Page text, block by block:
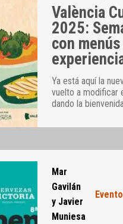
València
2025:
con
Ya está aquí la
vuelto a modificar
dando la
Mar
Gavilán
y Javier
Muniesa